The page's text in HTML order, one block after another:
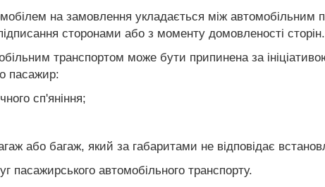
на замовлення укладається між автомобільним
сторонами або з моменту домовленості сторін.
транспортом може бути припинена за
пасажир:
сп'яніння;
або багаж, який за габаритами не відповідає
пасажирського автомобільного транспорту.